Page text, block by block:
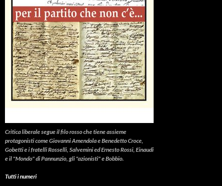
Critica liberalesegue il filo rosso che tiene assieme
protagonisti come Giovanni Amendola e Benedetto Croce,
Gobetti e i fratelli Rosselli, Salvemini ed Ernesto Rossi, Einaudi
e il "Mondo" di Pannunzio, gli "azionisti" e Bobbio.
Tutti i numeri